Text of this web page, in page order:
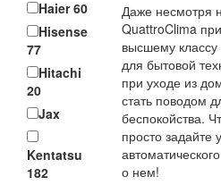
Haier 60
Hisense
77
Hitachi
20
Jax
Kentatsu
182
Даже несмотря
QuattroClima
высшему
для бытовой
при уходе из
стать поводом
беспокойства.
просто задайте
о нем!